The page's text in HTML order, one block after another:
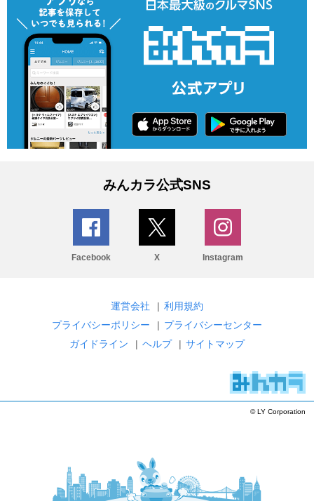
みんカラ公式SNS
Facebook X Instagram
運営会社 | 利用規約
プライバシーポリシー
| プライバシーセンター
ガイドライン
| ヘルプ | サイトマップ
© LY Corporation